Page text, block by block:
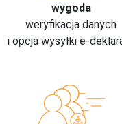
wygoda
weryfikacja danych
i opcja wysyłki e-